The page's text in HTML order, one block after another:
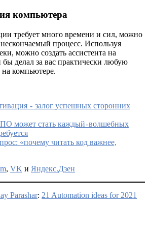
компьютера
требует много времени и сил, можно
нескончаемый процесс. Используя
можно создать ассистента на
делал за вас практически любую
компьютере.
- залог успешных сторонних
ПО может стать каждый - волшебных
«почему читать код важнее,
, VK и Яндекс.Дзен
Parashar: 21 Automation ideas for 2021